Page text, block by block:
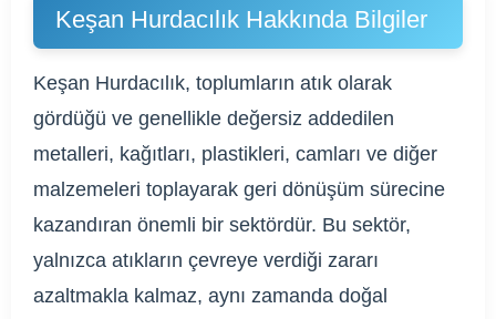
Keşan Hurdacılık Hakkında Bilgiler
Keşan Hurdacılık, toplumların atık olarak
gördüğü ve genellikle değersiz addedilen
metalleri, kağıtları, plastikleri, camları ve diğer
malzemeleri toplayarak geri dönüşüm sürecine
kazandıran önemli bir sektördür. Bu sektör,
yalnızca atıkların çevreye verdiği zararı
azaltmakla kalmaz, aynı zamanda doğal